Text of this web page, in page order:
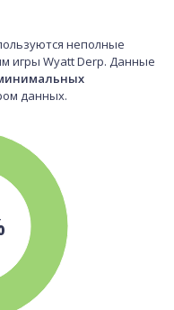
неполные
игры Wyatt Derp. Данные
данных.